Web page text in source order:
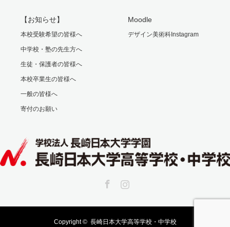
【お知らせ】
本校受験希望の皆様へ
中学校・塾の先生方へ
生徒・保護者の皆様へ
本校卒業生の皆様へ
一般の皆様へ
寄付のお願い
Moodle
デザイン美術科Instagram
Copyright © 長崎日本大学高等学校・中学校